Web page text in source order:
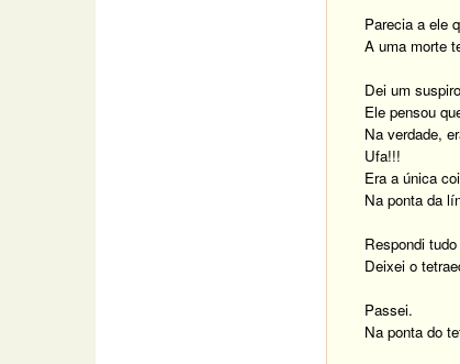
Parecia a ele
A uma morte
Dei um
Ele pensou
Na verdade,
Ufa!!!
Era a única
Na ponta da
Respondi
Deixei o
Passei.
Na ponta do